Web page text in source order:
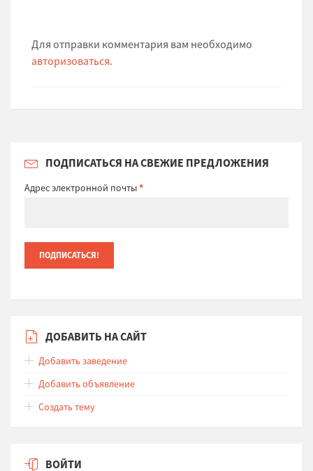
Для отправки комментария вам необходимо
авторизоваться.
ПОДПИСАТЬСЯ НА СВЕЖИЕ ПРЕДЛОЖЕНИЯ
Адрес электронной почты*
ДОБАВИТЬ НА САЙТ
Добавить заведение
Добавить объявление
Создать тему
ВОЙТИ